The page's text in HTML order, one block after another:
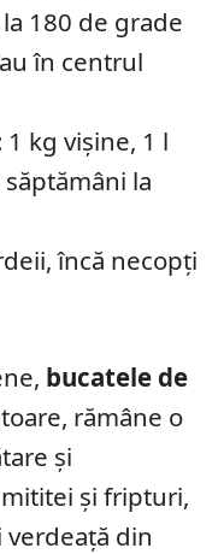
180 de grade
în centrul
kg vișine, 1 l
la
încă necopți
bucatele de
rămâne o
și
și fripturi,
verdeață din